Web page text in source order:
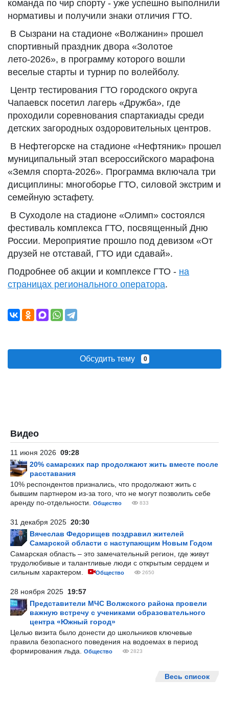
команда по чир спорту - уже успешно выполнили
нормативы и получили знаки отличия ГТО.
В Сызрани на стадионе «Волжанин» прошел
спортивный праздник двора «Золотое
лето-2026», в программу которого вошли
веселые старты и турнир по волейболу.
Центр тестирования ГТО городского округа
Чапаевск посетил лагерь «Дружба», где
проходили соревнования спартакиады среди
детских загородных оздоровительных центров.
В Нефтегорске на стадионе «Нефтяник» прошел
муниципальный этап всероссийского марафона
«Земля спорта-2026». Программа включала три
дисциплины: многоборье ГТО, силовой экстрим и
семейную эстафету.
В Суходоле на стадионе «Олимп» состоялся
фестиваль комплекса ГТО, посвященный Дню
России. Мероприятие прошло под девизом «От
друзей не отставай, ГТО иди сдавай».
Подробнее об акции и комплексе ГТО - на
страницах регионального оператора.
Обсудить тему 0
Видео
11 июня 2026 09:28
20% самарских пар продолжают жить вместе после
расставания
10% респондентов признались, что продолжают жить с
бывшим партнером из-за того, что не могут позволить себе
аренду по-отдельности.
Общество 833
31 декабря 2025 20:30
Вячеслав Федорищев поздравил жителей
Самарской области с наступающим Новым Годом
Самарская область – это замечательный регион, где живут
трудолюбивые и талантливые люди с открытым сердцем и
сильным характером.
Общество 2650
28 ноября 2025 19:57
Представители МЧС Волжского района провели
важную встречу с учениками образовательного
центра «Южный город»
Целью визита было донести до школьников ключевые
правила безопасного поведения на водоемах в период
формирования льда.
Общество 2823
Весь список